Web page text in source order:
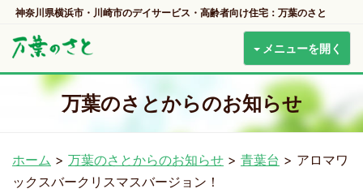
神奈川県横浜市・川崎市のデイサービス・高齢者向け住宅：万葉のさと
メニューを開く
万葉のさとからのお知らせ
ホーム > 万葉のさとからのお知らせ > 青葉台 > アロマワ
ックスバークリスマスバージョン！